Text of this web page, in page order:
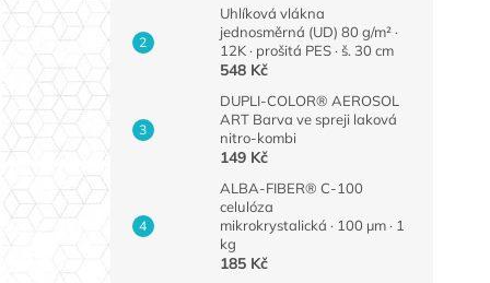
Uhlíková vlákna
jednosměrná (UD) 80 g/m² ·
12K · prošitá PES · š. 30 cm
548 Kč
DUPLI-COLOR® AEROSOL
ART Barva ve spreji laková
nitro-kombi
149 Kč
ALBA-FIBER® C-100
celulóza
mikrokrystalická · 100 µm · 1
kg
185 Kč